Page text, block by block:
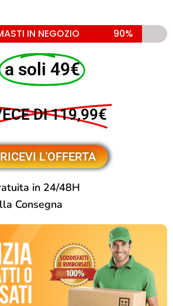
IN NEGOZIO 90%
a soli 49€
DI 119,99€
RICEVI L'OFFERTA
in 24/48H
Consegna